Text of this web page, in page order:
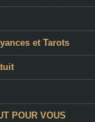
et Tarots
POUR VOUS